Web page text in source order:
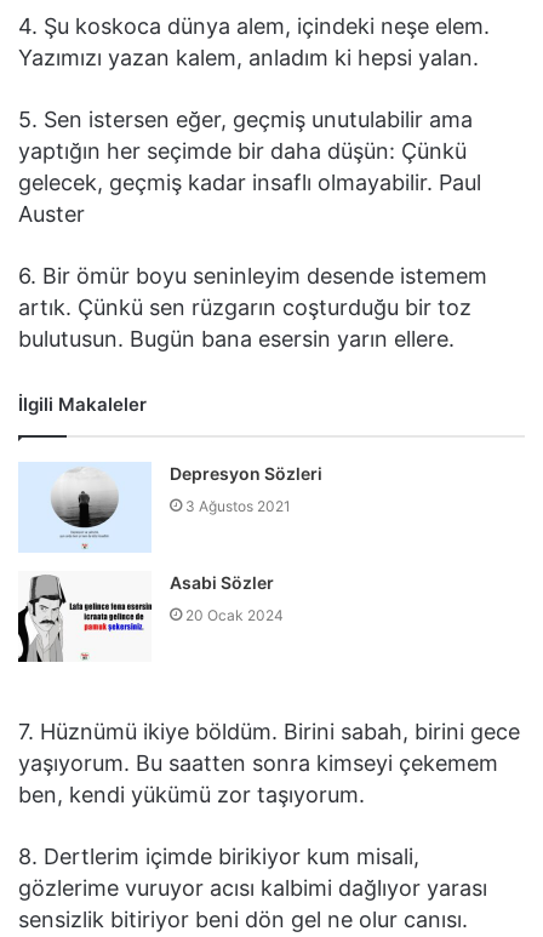
4. Şu koskoca dünya alem, içindeki neşe elem.
Yazımızı yazan kalem, anladım ki hepsi yalan.
5. Sen istersen eğer, geçmiş unutulabilir ama
yaptığın her seçimde bir daha düşün: Çünkü
gelecek, geçmiş kadar insaflı olmayabilir. Paul
Auster
6. Bir ömür boyu seninleyim desende istemem
artık. Çünkü sen rüzgarın coşturduğu bir toz
bulutusun. Bugün bana esersin yarın ellere.
İlgili Makaleler
Depresyon Sözleri
3 Ağustos 2021
Asabi Sözler
20 Ocak 2024
7. Hüznümü ikiye böldüm. Birini sabah, birini gece
yaşıyorum. Bu saatten sonra kimseyi çekemem
ben, kendi yükümü zor taşıyorum.
8. Dertlerim içimde birikiyor kum misali,
gözlerime vuruyor acısı kalbimi dağlıyor yarası
sensizlik bitiriyor beni dön gel ne olur canısı.